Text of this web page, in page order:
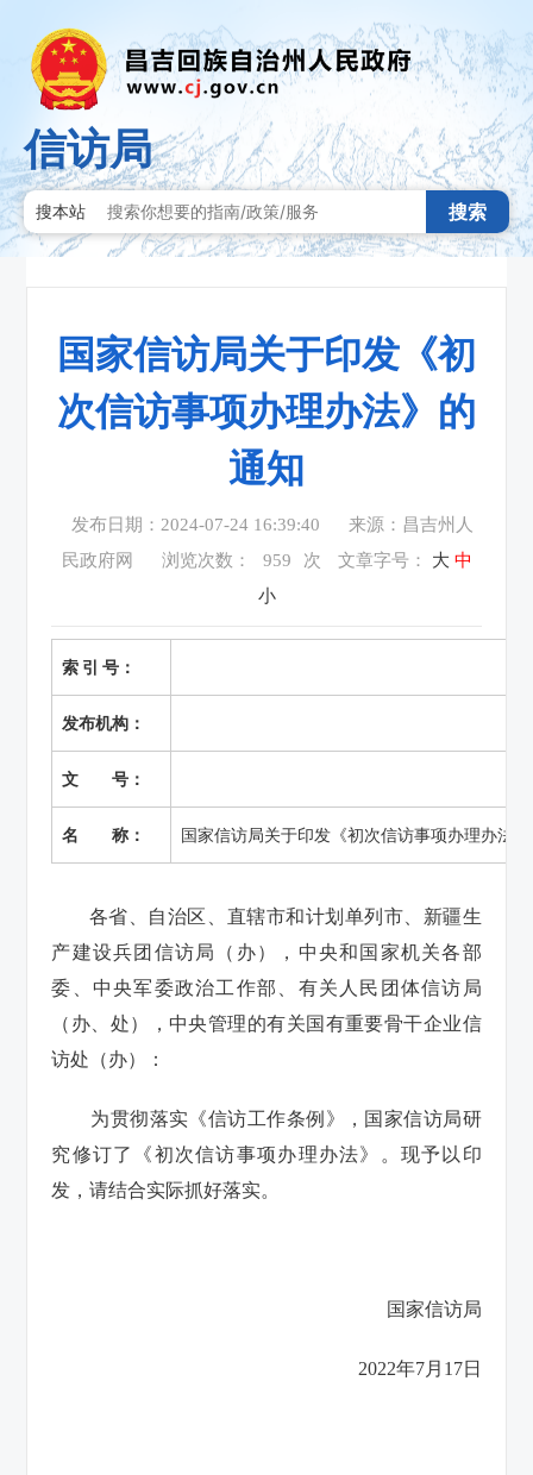
信访局
搜本站 搜索
国家信访局关于印发《初
次信访事项办理办法》的
通知
发布日期：2024-07-24 16:39:40
来源：昌吉州人
民政府网
浏览次数： 959 次 文章字号： 大 中
小
索 引 号：
发布机构：
文 号：
名 称： 国家信访局关于印发《初次信访事项办理办法
各省、自治区、直辖市和计划单列市、新疆生
产建设兵团信访局（办），中央和国家机关各部
委、中央军委政治工作部、有关人民团体信访局
（办、处），中央管理的有关国有重要骨干企业信
访处（办）：
为贯彻落实《信访工作条例》，国家信访局研
究修订了《初次信访事项办理办法》。现予以印
发，请结合实际抓好落实。
国家信访局
2022年7月17日